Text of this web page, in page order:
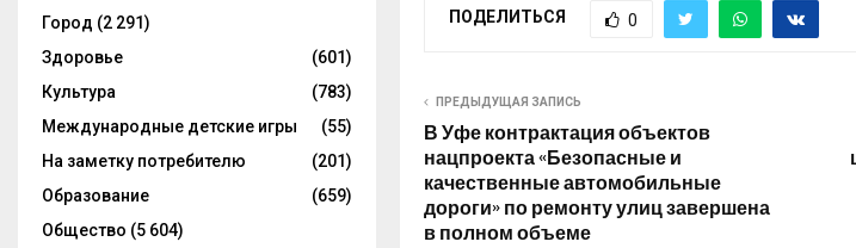
ПОДЕЛИТЬСЯ 0
ПРЕДЫДУЩАЯ ЗАПИСЬ
В Уфе контрактация объектов
нацпроекта «Безопасные и
качественные автомобильные
дороги» по ремонту улиц завершена
в полном объеме
Город (2 291)
Здоровье
(601)
Культура
(783)
Международные детские игры
(55)
На заметку потребителю
(201)
Образование
(659)
Общество (5 604)